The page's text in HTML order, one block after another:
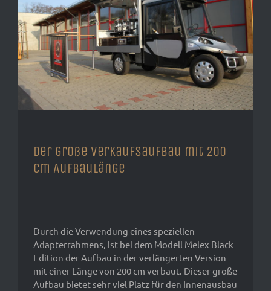
Der große Verkaufsaufbau mit 200
cm Aufbaulänge
Durch die Verwendung eines speziellen
Adapterrahmens, ist bei dem Modell Melex Black
Edition der Aufbau in der verlängerten Version
mit einer Länge von 200 cm verbaut. Dieser große
Aufbau bietet sehr viel Platz für den Innenausbau